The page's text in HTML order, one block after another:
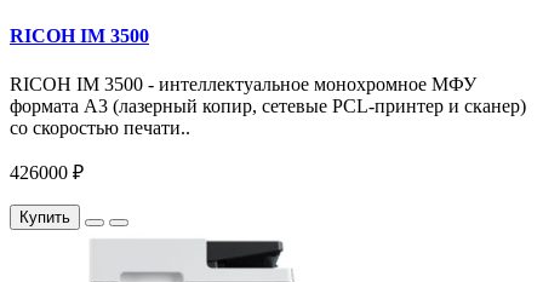
RICOH IM 3500
RICOH IM 3500 - интеллектуальное монохромное МФУ
формата А3 (лазерный копир, сетевые PCL-принтер и сканер)
со скоростью печати..
426000 ₽
Купить